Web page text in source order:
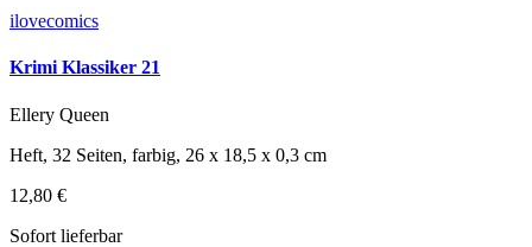
ilovecomics
Krimi Klassiker 21
Ellery Queen
Heft, 32 Seiten, farbig, 26 x 18,5 x 0,3 cm
12,80 €
Sofort lieferbar